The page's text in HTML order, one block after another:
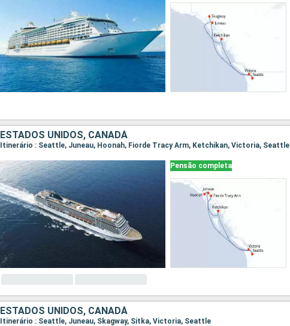
ESTADOS UNIDOS, CANADÁ
Itinerário : Seattle, Juneau, Hoonah, Fiorde Tracy Arm, Ketchikan, Victoria, Seattle
Pensão completa
ESTADOS UNIDOS, CANADÁ
Itinerário : Seattle, Juneau, Skagway, Sitka, Victoria, Seattle